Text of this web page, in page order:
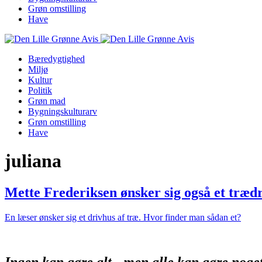
Grøn omstilling
Have
Bæredygtighed
Miljø
Kultur
Politik
Grøn mad
Bygningskulturarv
Grøn omstilling
Have
juliana
Mette Frederiksen ønsker sig også et
En læser ønsker sig et drivhus af træ. Hvor finder man sådan et?